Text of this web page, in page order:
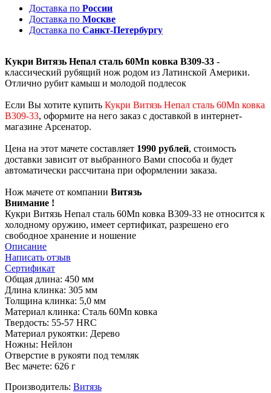
Доставка по России
Доставка по Москве
Доставка по Санкт-Петербургу
Кукри Витязь Непал сталь 60Mn ковка B309-33 -
классический рубящий нож родом из Латинской Америки.
Отлично рубит камыш и молодой подлесок
Если Вы хотите купить Кукри Витязь Непал сталь 60Mn ковка
B309-33, оформите на него заказ с доставкой в интернет-
магазине Арсенатор.
Цена на этот мачете составляет 1990 рублей, стоимость
доставки зависит от выбранного Вами способа и будет
автоматически рассчитана при оформлении заказа.
Нож мачете от компании Витязь
Внимание !
Кукри Витязь Непал сталь 60Mn ковка B309-33 не относится к
холодному оружию, имеет сертификат, разрешено его
свободное хранение и ношение
Описание
Написать отзыв
Сертификат
Общая длина: 450 мм
Длина клинка: 305 мм
Толщина клинка: 5,0 мм
Материал клинка: Сталь 60Mn ковка
Твердость: 55-57 HRC
Материал рукоятки: Дерево
Ножны: Нейлон
Отверстие в рукояти под темляк
Вес мачете: 626 г
Производитель: Витязь